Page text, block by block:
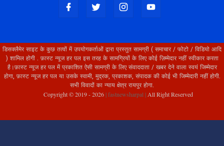
डिसक्लैमेर साइट के कुछ तत्वों में उपयोगकर्ताओं द्वारा प्रस्तुत सामग्री ( समाचार / फोटो / विडियो आदि
) शामिल होगी . फ़ास्ट न्यूज हर पल इस तरह के सामग्रियों के लिए कोई ज़िम्मेदार नहीं स्वीकार करता
है।फ़ास्ट न्यूज हर पल में प्रकाशित ऐसी सामग्री के लिए संवाददाता / खबर देने वाला स्वयं जिम्मेदार
होगा, फ़ास्ट न्यूज हर पल या उसके स्वामी, मुद्रक, प्रकाशक, संपादक की कोई भी जिम्मेदारी नहीं होगी.
सभी विवादों का न्याय क्षेत्र रायपुर होगा.
Copyright © 2019 -2026| fastnewsharpal |All Right Reserved